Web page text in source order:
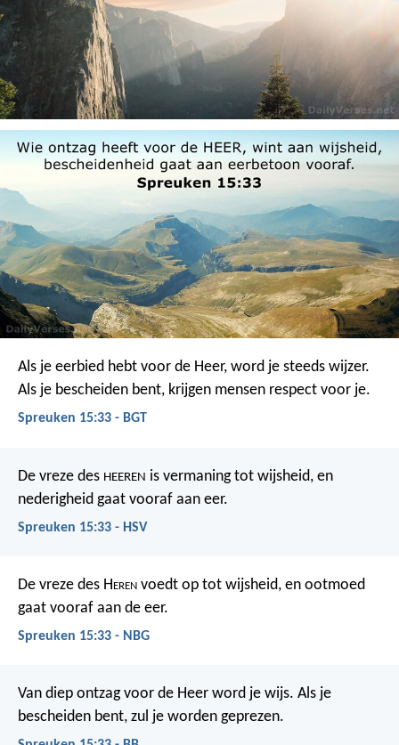
Als je eerbied hebt voor de Heer, word je steeds wijzer.
Als je bescheiden bent, krijgen mensen respect voor je.
Spreuken 15:33 - BGT
De vreze des HEEREN is vermaning tot wijsheid, en
nederigheid gaat vooraf aan eer.
Spreuken 15:33 - HSV
De vreze des Heren voedt op tot wijsheid, en ootmoed
gaat vooraf aan de eer.
Spreuken 15:33 - NBG
Van diep ontzag voor de Heer word je wijs. Als je
bescheiden bent, zul je worden geprezen.